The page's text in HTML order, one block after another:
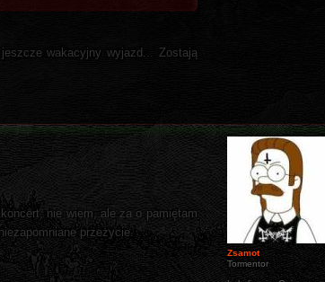
wakacyjny wyjazd... Zostają
Zsamot
Tormentor
nie wiem, ale za o pamiętam
przeżycie.